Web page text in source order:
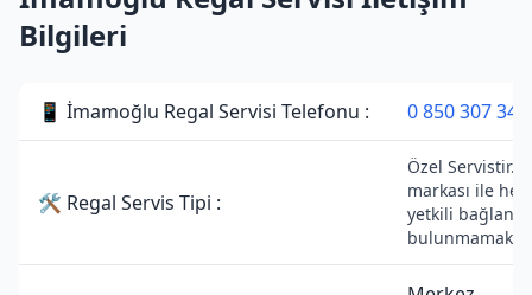
Bilgileri
📱 İmamoğlu Regal Servisi Telefonu : 0 850 307 34
🛠 Regal Servis Tipi :
Özel Servistir.
markası ile
yetkili